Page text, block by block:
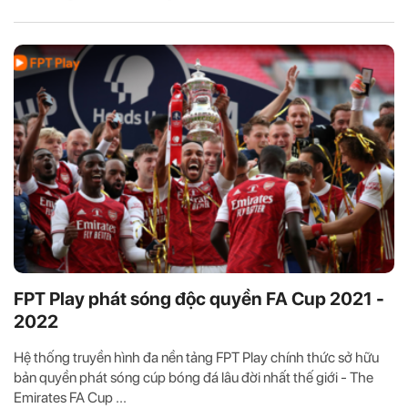
FPT Play phát sóng độc quyền FA Cup 2021 -
2022
Hệ thống truyền hình đa nền tảng FPT Play chính thức sở hữu
bản quyền phát sóng cúp bóng đá lâu đời nhất thế giới - The
Emirates FA Cup ...